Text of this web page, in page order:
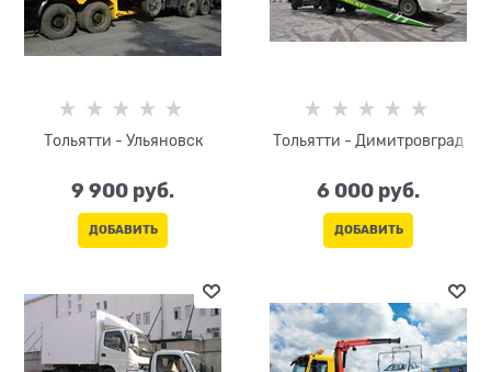
Тольятти - Ульяновск
9 900 руб.
ДОБАВИТЬ
Тольятти - Димитровград
6 000 руб.
ДОБАВИТЬ